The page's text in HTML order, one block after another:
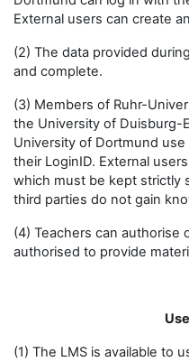
External users can create
(2) The data provided
and complete.
(3) Members of Ruhr-
the University of Duisburg-
University of Dortmund
their LoginID. External
which must be kept strictly
third parties do not gain
(4) Teachers can authorise
authorised to provide
(1) The LMS is available to